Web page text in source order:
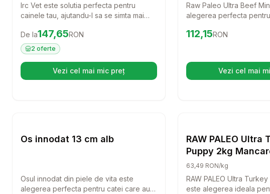
Irc Vet este solutia perfecta pentru
cainele tau, ajutandu-l sa se simta mai
tablete usor de administrat, acest produs
este ideal pentru a oferi suport si confort
patrupedului tau.
Preț:147.65 RON
De la147,65RON
2 oferte
Vezi cel mai mic preț(se deschide într-o filă nouă)
Raw Paleo Ultra Beef
alegerea perfecta
carne de vita de cea mai
pentru prietenul tau
Preț:112.15
112,15RON
Vezi cel mai
(se
Os innodat 13 cm alb
Osul innodat din piele de vita este
alegerea perfecta pentru catei care au
RAW PALEO Ultra
Puppy 2kg
mica, cu curcan
63,49 RON/kg
RAW PALEO Ultra
este alegerea ideala